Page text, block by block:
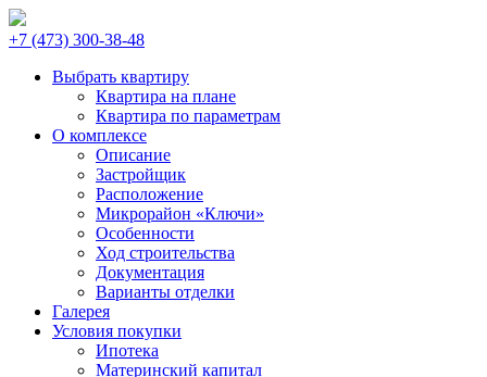
+7 (473) 300-38-48
Выбрать квартиру
Квартира на плане
Квартира по параметрам
О комплексе
Описание
Застройщик
Расположение
Микрорайон «Ключи»
Особенности
Ход строительства
Документация
Варианты отделки
Галерея
Условия покупки
Ипотека
Материнский капитал